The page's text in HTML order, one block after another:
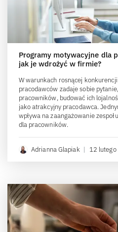
Programy motywacyjne dla
jak je wdrożyć w firmie?
W warunkach rosnącej
pracodawców zadaje sobie
pracowników, budować ich
jako atrakcyjny pracodawca.
wpływa na zaangażowanie
dla pracowników.
Adrianna Glapiak | 12